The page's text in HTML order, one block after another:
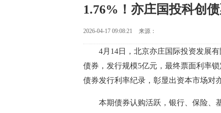
1.76%！亦庄国投科创
2026-04-17 09:08:21 来源：
4月14日，北京亦庄国际投资发展
债券，发行规模5亿元，最终票面利率
债券发行利率纪录，彰显出资本市场对
本期债券认购活跃，银行、保险、